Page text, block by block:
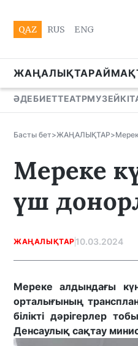
QAZ RUS ENG
ЖАҢАЛЫҚТАР
ӘДЕБИЕТТЕАТРМУЗЕЙ
Басты бет>ЖАҢАЛЫҚТАР>
Мереке
үш
ЖАҢАЛЫҚТАР 10.03.2024
Мереке алдындағы
орталығының
білікті дәрігерлер
Денсаулық сақтау